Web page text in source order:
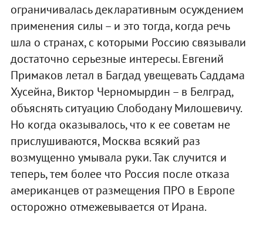
ограничивалась декларативным осуждением
применения силы – и это тогда, когда речь
шла о странах, с которыми Россию связывали
достаточно серьезные интересы. Евгений
Примаков летал в Багдад увещевать Саддама
Хусейна, Виктор Черномырдин – в Белград,
объяснять ситуацию Слободану Милошевичу.
Но когда оказывалось, что к ее советам не
прислушиваются, Москва всякий раз
возмущенно умывала руки. Так случится и
теперь, тем более что Россия после отказа
американцев от размещения ПРО в Европе
осторожно отмежевывается от Ирана.